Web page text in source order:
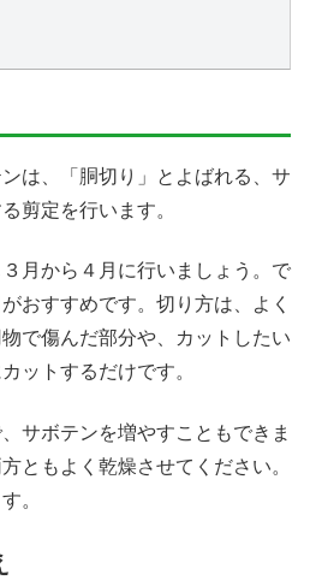
は、「胴切り」とよばれる、サ
剪定を行います。
月から４月に行いましょう。で
おすすめです。切り方は、よく
で傷んだ部分や、カットしたい
ットするだけです。
サボテンを増やすこともできま
ともよく乾燥させてください。
。